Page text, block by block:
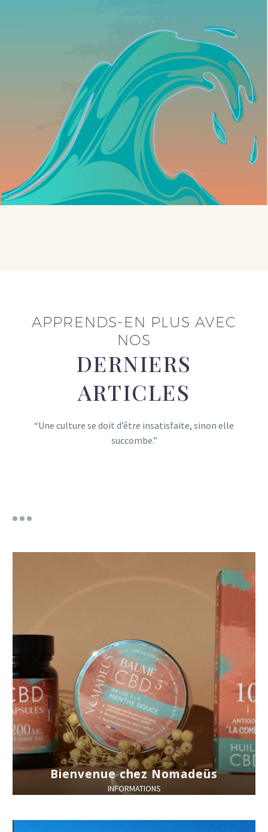
VITALITÉ
APPRENDS-EN PLUS AVEC
NOS
DERNIERS
ARTICLES
“Une culture se doit d’être insatisfaite, sinon elle
succombe.”
Bienvenue chez Nomadeüs
INFORMATIONS